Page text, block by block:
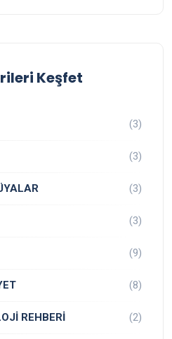
Keşfet
(3)
(3)
(3)
(3)
(9)
(8)
REHBERİ (2)